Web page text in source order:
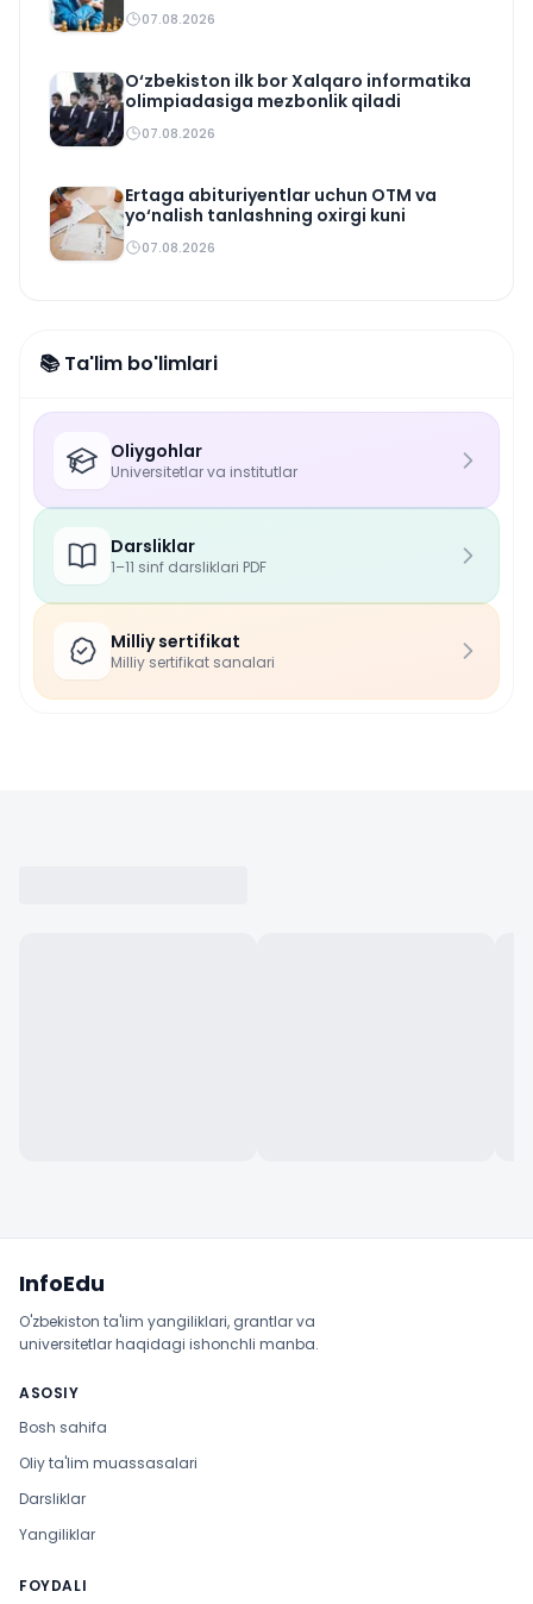
07.08.2026
O‘zbekiston ilk bor Xalqaro informatika
olimpiadasiga mezbonlik qiladi
07.08.2026
Ertaga abituriyentlar uchun OTM va
yo‘nalish tanlashning oxirgi kuni
07.08.2026
📚 Ta'lim bo'limlari
Oliygohlar
Universitetlar va institutlar
Darsliklar
1–11 sinf darsliklari PDF
Milliy sertifikat
Milliy sertifikat sanalari
InfoEdu
O'zbekiston ta'lim yangiliklari, grantlar va
universitetlar haqidagi ishonchli manba.
ASOSIY
Bosh sahifa
Oliy ta'lim muassasalari
Darsliklar
Yangiliklar
FOYDALI